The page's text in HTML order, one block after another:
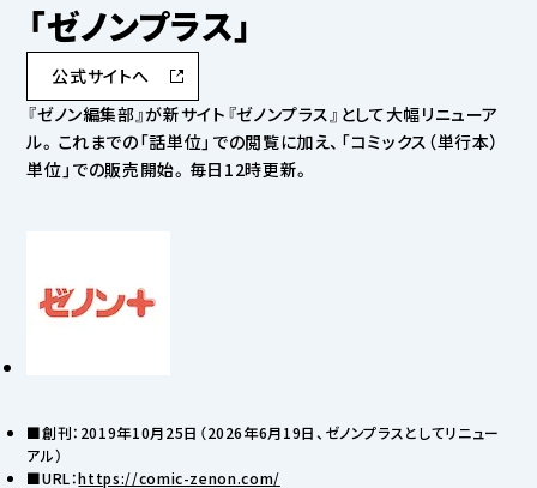
「ゼノンプラス」
公式サイトへ
『ゼノン編集部』が新サイト『ゼノンプラス』として大幅リニューア
ル。これまでの「話単位」での閲覧に加え、「コミックス（単行本）
単位」での販売開始。毎日12時更新。
■創刊：2019年10月25日（2026年6月19日、ゼノンプラスとしてリニュー
アル）
■URL：https://comic-zenon.com/